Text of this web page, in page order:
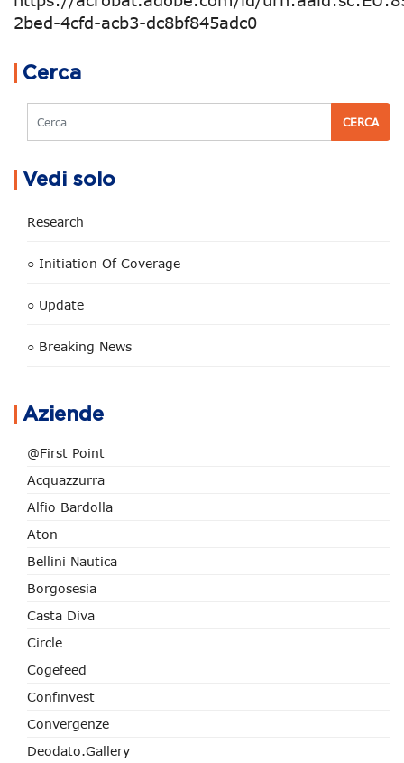
2bed-4cfd-acb3-dc8bf845adc0
Cerca
Cerca
Vedi solo
Research
○ Initiation Of Coverage
○ Update
○ Breaking News
Aziende
@First Point
Acquazzurra
Alfio Bardolla
Aton
Bellini Nautica
Borgosesia
Casta Diva
Circle
Cogefeed
Confinvest
Convergenze
Deodato.Gallery